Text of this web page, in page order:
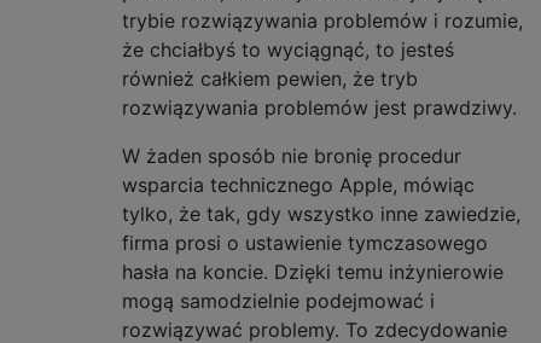
trybie rozwiązywania problemów i rozumie,
że chciałbyś to wyciągnąć, to jesteś
również całkiem pewien, że tryb
rozwiązywania problemów jest prawdziwy.
W żaden sposób nie bronię procedur
wsparcia technicznego Apple, mówiąc
tylko, że tak, gdy wszystko inne zawiedzie,
firma prosi o ustawienie tymczasowego
hasła na koncie. Dzięki temu inżynierowie
mogą samodzielnie podejmować i
rozwiązywać problemy. To zdecydowanie